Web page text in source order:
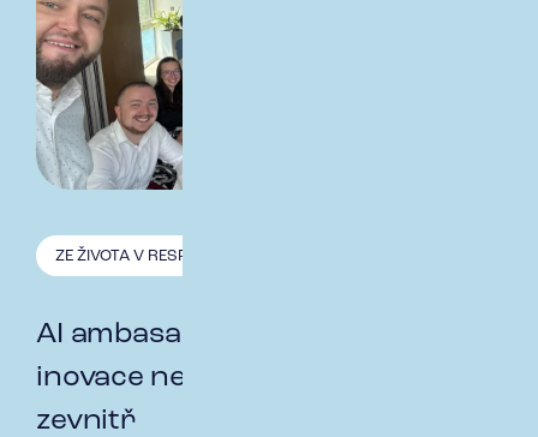
ZE ŽIVOTA V RESPECT
AI ambasadoring program: Když
inovace nevzniká shora, ale
zevnitř